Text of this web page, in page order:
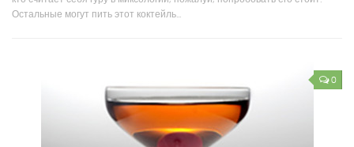
Остальные могут пить этот коктейль...
0